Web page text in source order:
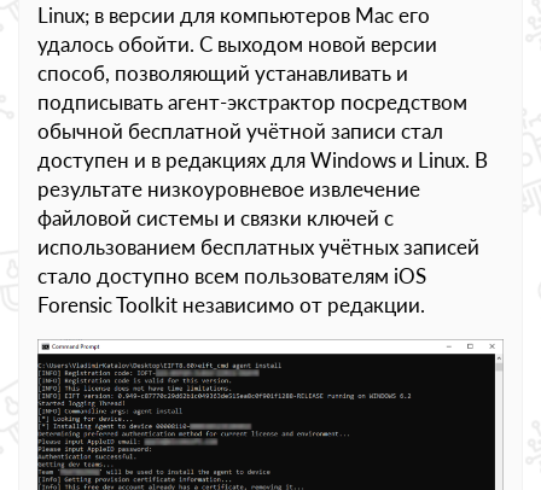
Linux; в версии для компьютеров Mac его
удалось обойти. С выходом новой версии
способ, позволяющий устанавливать и
подписывать агент-экстрактор посредством
обычной бесплатной учётной записи стал
доступен и в редакциях для Windows и Linux. В
результате низкоуровневое извлечение
файловой системы и связки ключей с
использованием бесплатных учётных записей
стало доступно всем пользователям iOS
Forensic Toolkit независимо от редакции.